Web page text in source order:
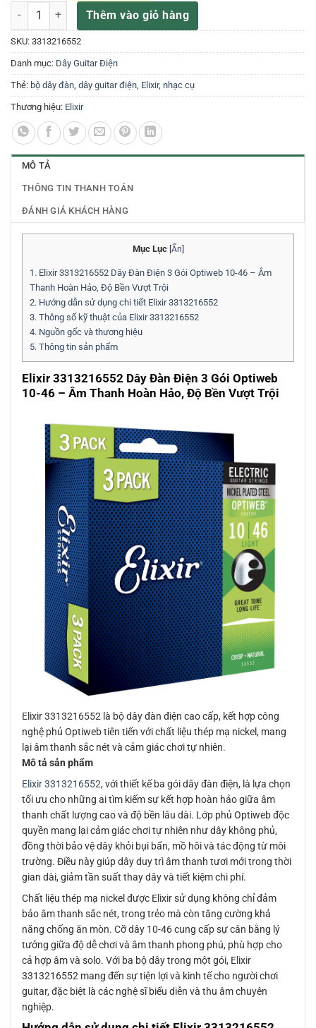
ELIXIR 3313216552 DÂY ĐÀN ĐIỆN PACK 3 OPTIWEB 10-46 số lượng
Thêm vào giỏ hàng
SKU: 3313216552
Danh mục: Dây Guitar Điện
Thẻ: bộ dây đàn dây guitar điện Elixir, nhạc cụ
Thương hiệu: Elixir
MÔ TẢ
THÔNG TIN THANH TOÁN
ĐÁNH GIÁ KHÁCH HÀNG
Mục Lục [Ẩn]
1. Elixir 3313216552 Dây Đàn Điện 3 Gói Optiweb 10-46 – Âm
Thanh Hoàn Hảo, Độ Bền Vượt Trội
2. Hướng dẫn sử dụng chi tiết Elixir 3313216552
3. Thông số kỹ thuật của Elixir 3313216552
4. Nguồn gốc và thương hiệu
5. Thông tin sản phẩm
Elixir 3313216552 Dây Đàn Điện 3 Gói Optiweb
10-46 – Âm Thanh Hoàn Hảo, Độ Bền Vượt Trội
Elixir 3313216552 là bộ dây đàn điện cao cấp, kết hợp công
nghệ phủ Optiweb tiên tiến với chất liệu thép mạ nickel, mang
lại âm thanh sắc nét và cảm giác chơi tự nhiên.
Mô tả sản phẩm
Elixir 3313216552, với thiết kế ba gói dây đàn điện, là lựa chọn
tối ưu cho những ai tìm kiếm sự kết hợp hoàn hảo giữa âm
thanh chất lượng cao và độ bền lâu dài. Lớp phủ Optiweb độc
quyền mang lại cảm giác chơi tự nhiên như dây không phủ,
đồng thời bảo vệ dây khỏi bụi bẩn, mồ hôi và tác động từ môi
trường. Điều này giúp dây duy trì âm thanh tươi mới trong thời
gian dài, giảm tần suất thay dây và tiết kiệm chi phí.
Chất liệu thép mạ nickel được Elixir sử dụng không chỉ đảm
bảo âm thanh sắc nét, trong trẻo mà còn tăng cường khả
năng chống ăn mòn. Cỡ dây 10-46 cung cấp sự cân bằng lý
tưởng giữa độ dễ chơi và âm thanh phong phú, phù hợp cho
cả hợp âm và solo. Với ba bộ dây trong một gói, Elixir
3313216552 mang đến sự tiện lợi và kinh tế cho người chơi
guitar, đặc biệt là các nghệ sĩ biểu diễn và thu âm chuyên
nghiệp.